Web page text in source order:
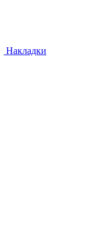
Накладки